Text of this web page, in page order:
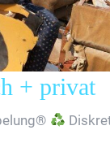
+ privat